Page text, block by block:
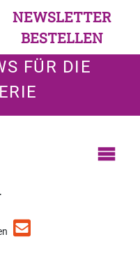
NEWSLETTER
BESTELLEN
FÜR DIE